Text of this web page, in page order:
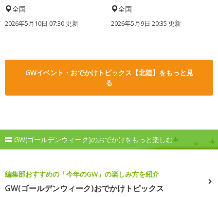
全国
2026年5月10日 07:30 更新
全国
2026年5月9日 20:35 更新
GWイベント・おでかけトピックス【北陸】をもっと見
る
GW(ゴールデンウィーク)のおでかけをもっと楽しむ
編集部おすすめの「今年のGW」の楽しみ方を紹介
GW(ゴールデンウィーク)おでかけトピックス